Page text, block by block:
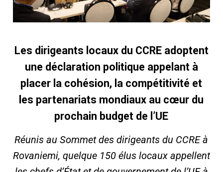
Les dirigeants locaux du CCRE adoptent
une déclaration politique appelant à
placer la cohésion, la compétitivité et
les partenariats mondiaux au cœur du
prochain budget de l’UE
Réunis au Sommet des dirigeants du CCRE à
Rovaniemi, quelque 150 élus locaux appellent